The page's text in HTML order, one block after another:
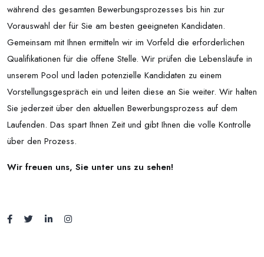
während des gesamten Bewerbungsprozesses bis hin zur
Vorauswahl der für Sie am besten geeigneten Kandidaten.
Gemeinsam mit Ihnen ermitteln wir im Vorfeld die erforderlichen
Qualifikationen für die offene Stelle. Wir prüfen die Lebensläufe in
unserem Pool und laden potenzielle Kandidaten zu einem
Vorstellungsgespräch ein und leiten diese an Sie weiter. Wir halten
Sie jederzeit über den aktuellen Bewerbungsprozess auf dem
Laufenden. Das spart Ihnen Zeit und gibt Ihnen die volle Kontrolle
über den Prozess.
Wir freuen uns, Sie unter uns zu sehen!